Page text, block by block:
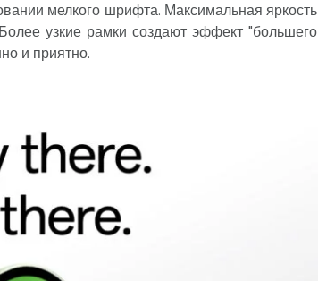
мелкого шрифта. Максимальная яркость
узкие рамки создают эффект "большего
и приятно.